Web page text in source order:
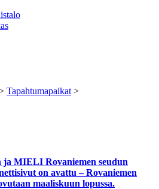
Tapahtumapaikat >
ja MIELI Rovaniemen seudun
on avattu – Rovaniemen
maaliskuun lopussa.